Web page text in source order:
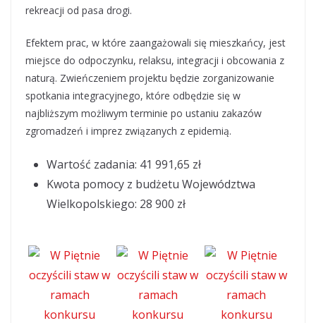
rekreacji od pasa drogi.
Efektem prac, w które zaangażowali się mieszkańcy, jest
miejsce do odpoczynku, relaksu, integracji i obcowania z
naturą. Zwieńczeniem projektu będzie zorganizowanie
spotkania integracyjnego, które odbędzie się w
najbliższym możliwym terminie po ustaniu zakazów
zgromadzeń i imprez związanych z epidemią.
Wartość zadania: 41 991,65 zł
Kwota pomocy z budżetu Województwa
Wielkopolskiego: 28 900 zł